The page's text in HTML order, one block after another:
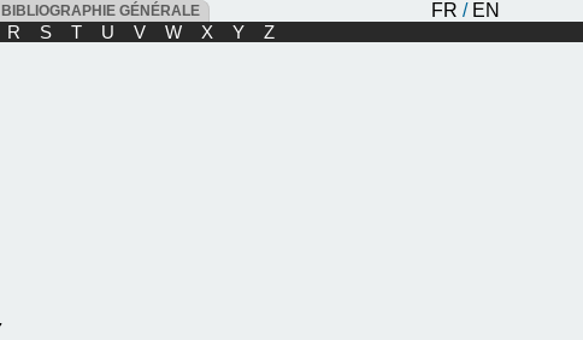
BIBLIOGRAPHIE GÉNÉRALE FR / EN
R S T U V W X Y Z